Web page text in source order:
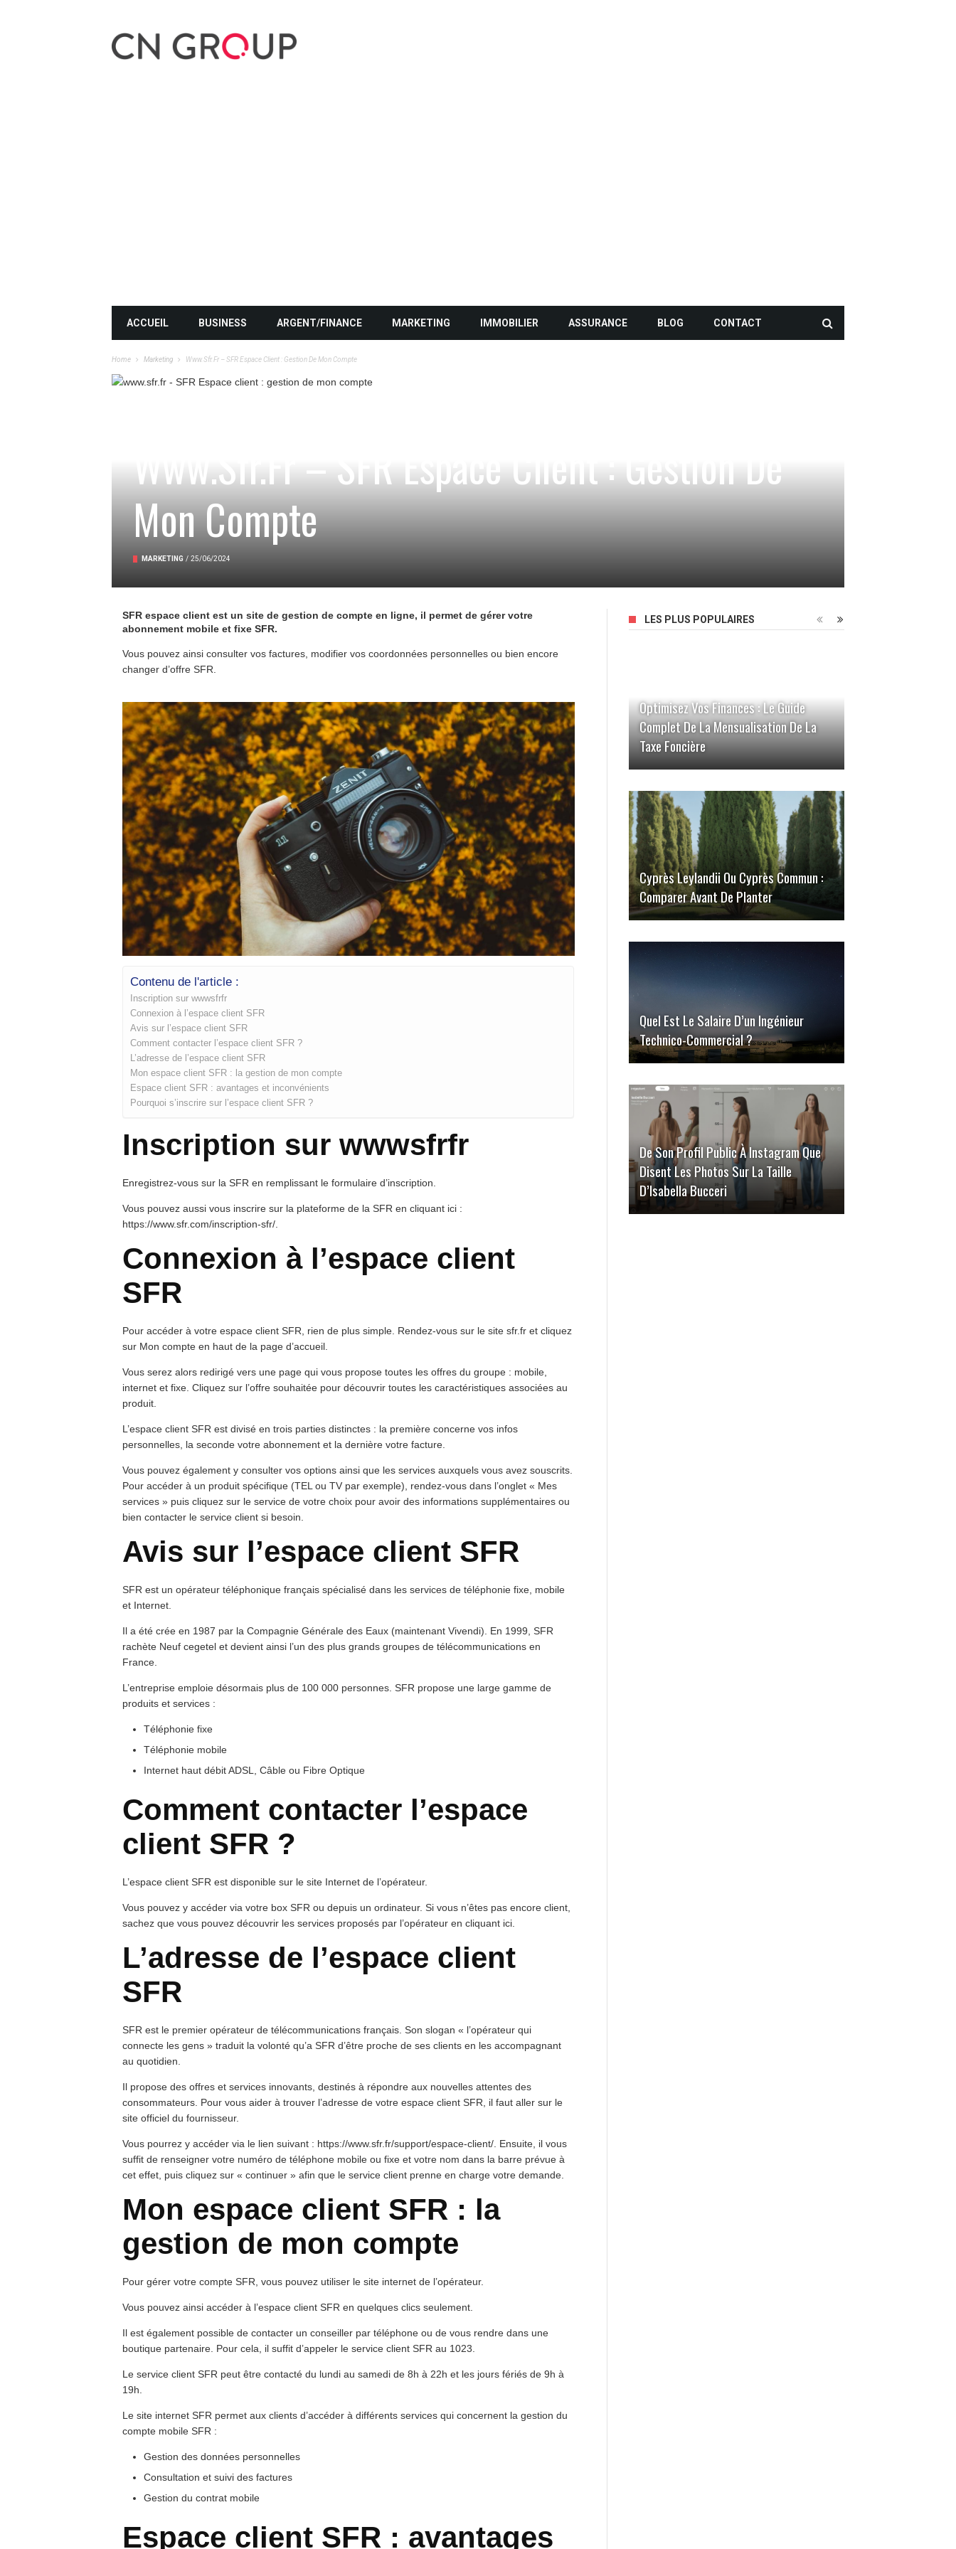
ACCUEIL BUSINESS ARGENT/FINANCE MARKETING IMMOBILIER ASSURANCE BLOG CONTACT
Home Marketing Www.sfr.fr – SFR Espace Client : Gestion De Mon Compte
Www.sfr.fr – SFR Espace Client : Gestion De
Mon Compte
MARKETING / 25/06/2024
SFR espace client est un site de gestion de compte en ligne, il permet de gérer votre
abonnement mobile et fixe SFR.
Vous pouvez ainsi consulter vos factures, modifier vos coordonnées personnelles ou bien encore
changer d’offre SFR.
Contenu de l'article :
Inscription sur wwwsfrfr
Connexion à l’espace client SFR
Avis sur l’espace client SFR
Comment contacter l’espace client SFR ?
L’adresse de l’espace client SFR
Mon espace client SFR : la gestion de mon compte
Espace client SFR : avantages et inconvénients
Pourquoi s’inscrire sur l’espace client SFR ?
Inscription sur wwwsfrfr
Enregistrez-vous sur la SFR en remplissant le formulaire d’inscription.
Vous pouvez aussi vous inscrire sur la plateforme de la SFR en cliquant ici :
https://www.sfr.com/inscription-sfr/.
Connexion à l’espace client
SFR
Pour accéder à votre espace client SFR, rien de plus simple. Rendez-vous sur le site sfr.fr et cliquez
sur Mon compte en haut de la page d’accueil.
Vous serez alors redirigé vers une page qui vous propose toutes les offres du groupe : mobile,
internet et fixe. Cliquez sur l’offre souhaitée pour découvrir toutes les caractéristiques associées au
produit.
L’espace client SFR est divisé en trois parties distinctes : la première concerne vos infos
personnelles, la seconde votre abonnement et la dernière votre facture.
Vous pouvez également y consulter vos options ainsi que les services auxquels vous avez souscrits.
Pour accéder à un produit spécifique (TEL ou TV par exemple), rendez-vous dans l’onglet « Mes
services » puis cliquez sur le service de votre choix pour avoir des informations supplémentaires ou
bien contacter le service client si besoin.
Avis sur l’espace client SFR
SFR est un opérateur téléphonique français spécialisé dans les services de téléphonie fixe, mobile
et Internet.
Il a été crée en 1987 par la Compagnie Générale des Eaux (maintenant Vivendi). En 1999, SFR
rachète Neuf cegetel et devient ainsi l’un des plus grands groupes de télécommunications en
France.
L’entreprise emploie désormais plus de 100 000 personnes. SFR propose une large gamme de
produits et services :
Téléphonie fixe
Téléphonie mobile
Internet haut débit ADSL, Câble ou Fibre Optique
Comment contacter l’espace
client SFR ?
L’espace client SFR est disponible sur le site Internet de l’opérateur.
Vous pouvez y accéder via votre box SFR ou depuis un ordinateur. Si vous n’êtes pas encore client,
sachez que vous pouvez découvrir les services proposés par l’opérateur en cliquant ici.
L’adresse de l’espace client
SFR
SFR est le premier opérateur de télécommunications français. Son slogan « l’opérateur qui
connecte les gens » traduit la volonté qu’a SFR d’être proche de ses clients en les accompagnant
au quotidien.
Il propose des offres et services innovants, destinés à répondre aux nouvelles attentes des
consommateurs. Pour vous aider à trouver l’adresse de votre espace client SFR, il faut aller sur le
site officiel du fournisseur.
Vous pourrez y accéder via le lien suivant : https://www.sfr.fr/support/espace-client/. Ensuite, il vous
suffit de renseigner votre numéro de téléphone mobile ou fixe et votre nom dans la barre prévue à
cet effet, puis cliquez sur « continuer » afin que le service client prenne en charge votre demande.
Mon espace client SFR : la
gestion de mon compte
Pour gérer votre compte SFR, vous pouvez utiliser le site internet de l’opérateur.
Vous pouvez ainsi accéder à l’espace client SFR en quelques clics seulement.
Il est également possible de contacter un conseiller par téléphone ou de vous rendre dans une
boutique partenaire. Pour cela, il suffit d’appeler le service client SFR au 1023.
Le service client SFR peut être contacté du lundi au samedi de 8h à 22h et les jours fériés de 9h à
19h.
Le site internet SFR permet aux clients d’accéder à différents services qui concernent la gestion du
compte mobile SFR :
Gestion des données personnelles
Consultation et suivi des factures
Gestion du contrat mobile
Espace client SFR : avantages
LES PLUS POPULAIRES
Optimisez Vos Finances : Le Guide
Complet De La Mensualisation De La
Taxe Foncière
Cyprès Leylandii Ou Cyprès Commun :
Comparer Avant De Planter
Quel Est Le Salaire D’un Ingénieur
Technico-Commercial ?
De Son Profil Public À Instagram Que
Disent Les Photos Sur La Taille
D’Isabella Bucceri